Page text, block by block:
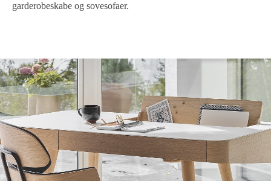
garderobeskabe og sovesofaer.